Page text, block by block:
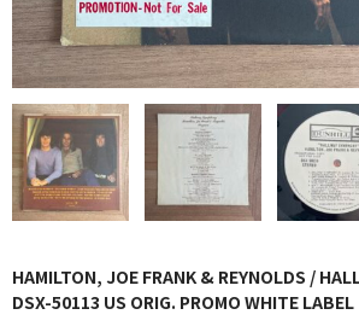
JAZZ-US
BLUE NOTE
JAZZ-EU
JAZZ-JP
JAZZ-VOCAL
J-POP
HAMILTON, JOE FRANK & REYNOLDS /
DSX-50113 US ORIG. PROMO WHITE LABEL